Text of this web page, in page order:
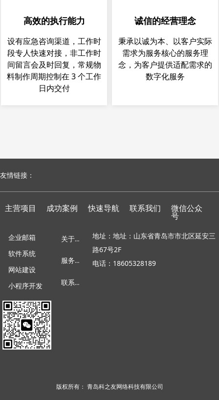
高效的执行能力
设有应急咨询渠道，工作时
段专人快速对接，非工作时
间留言会及时回复，常规物
料制作周期控制在 3 个工作
日内交付
诚信的经营理念
秉承以诚为本、以客户实际
需求为服务核心的服务理
念，为客户提供适配需求的
数字化服务
友情链接：
主营项目 成功案例 快速导航 联系我们 微信公众
号
地址：地址：山东省青岛市市北区延安三
路67号2F
电话：18605328189
关于我们
服务项目
联系我们
企业邮箱
软件系统
网站建设
小程序开发
版权所有： 青岛科之友网络科技有限公司